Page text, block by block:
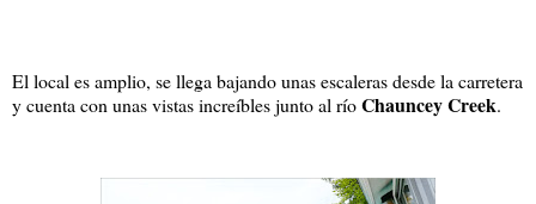
El local es amplio, se llega bajando unas escaleras desde la carretera
y cuenta con unas vistas increíbles junto al ríoChauncey Creek.